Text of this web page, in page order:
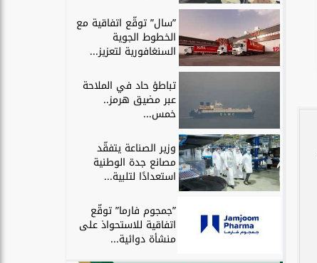
”سال” توقّع اتفاقية مع
الخطوط الجوية
السنغافورية لتعزيز...
تباطؤ حاد في الملاحة
عبر مضيق هرمز..
خمس...
وزير الصناعة يتفقّد
مصانع جدة الوطنية
استعدادًا لتلبية...
”جمجوم فارما” توقّع
اتفاقية للاستحواذ على
منشأة دوائية...